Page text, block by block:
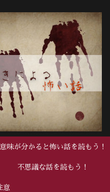
意味が分かると怖い話を読もう！
不思議な話を読もう！
意